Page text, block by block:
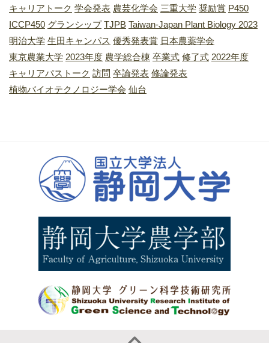
キャリアトーク 学会発表 農芸化学会 三重大学 奨励賞 P450
ICCP450 グランシップ TJPB Taiwan-Japan Plant Biology 2023
明治大学 生田キャンパス 優秀発表賞 日本農薬学会
東京農業大学 2023年度 農学総合棟 卒業式 修了式 2022年度
キャリアパストーク 訪問 卒論発表 修論発表
植物バイオテクノロジー学会 仙台